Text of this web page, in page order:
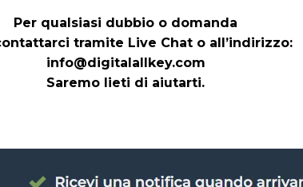
Per qualsiasi dubbio o domanda
tramite Live Chat o all’indirizzo:
info@digitalallkey.com
Saremo lieti di aiutarti.